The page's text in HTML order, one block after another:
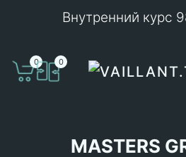
Внутренний курс
0 0
MASTERS